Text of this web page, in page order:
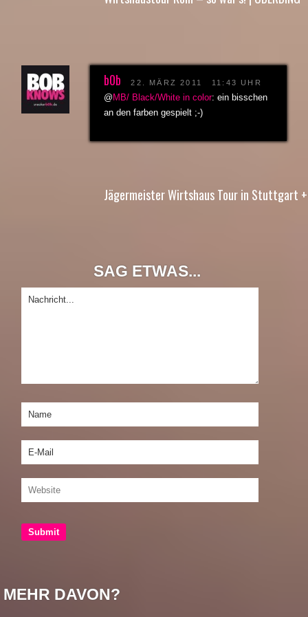
b0b 22. MÄRZ 2011 11:43 UHR
@ MB/ Black/White in color: ein bisschen
an den farben gespielt ;-)
Jägermeister Wirtshaus Tour in Stuttgart
SAG ETWAS...
MEHR DAVON?